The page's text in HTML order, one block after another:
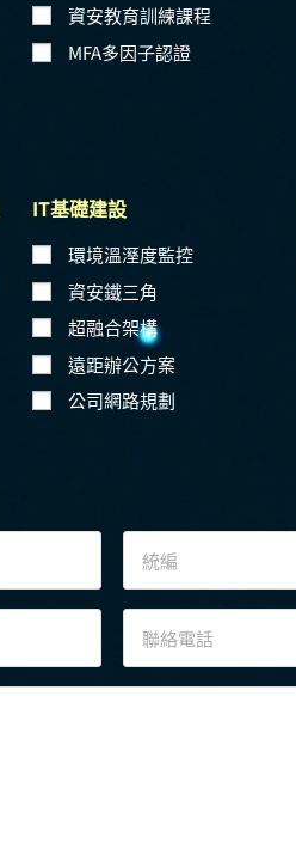
資安教育訓練課程
MFA多因子認證
IT基礎建設
環境溫溼度監控
資安鐵三角
超融合架構
遠距辦公方案
公司網路規劃